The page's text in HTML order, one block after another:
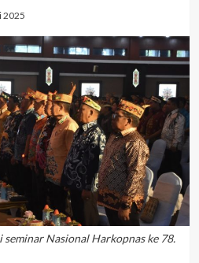
2025
seminar Nasional Harkopnas ke 78.